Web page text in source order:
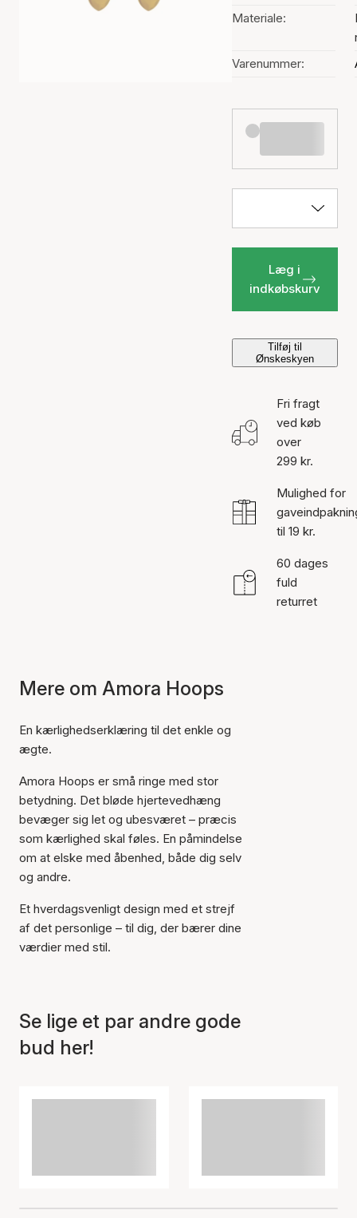
Materiale:
Varenummer:
Læg i
indkøbskurv
Tilføj til
Ønskeskyen
Fri fragt
ved køb
over
299 kr.
Mulighed for
til 19 kr.
60 dages
fuld
returret
Mere om Amora Hoops
En kærlighedserklæring til det enkle og
ægte.
Amora Hoops er små ringe med stor
betydning. Det bløde hjertevedhæng
bevæger sig let og ubesværet – præcis
som kærlighed skal føles. En påmindelse
om at elske med åbenhed, både dig selv
og andre.
Et hverdagsvenligt design med et strejf
af det personlige – til dig, der bærer dine
værdier med stil.
Se lige et par andre gode
bud her!